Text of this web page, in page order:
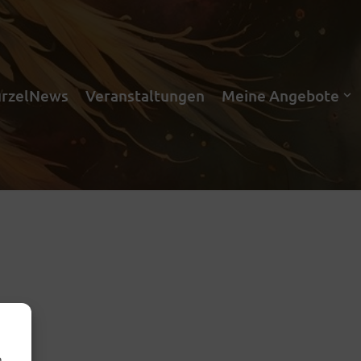
Veranstaltungen Meine Angebote